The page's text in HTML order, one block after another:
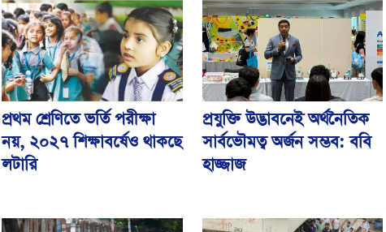
প্রথম শ্রেণিতে ভর্তি পরীক্ষা
নয়, ২০২৭ শিক্ষাবর্ষেও থাকছে
লটারি
প্রযুক্তি উদ্ভাবনেই অর্থনৈতিক
সার্বভৌমত্ব অর্জন সম্ভব: ববি
হাজ্জাজ